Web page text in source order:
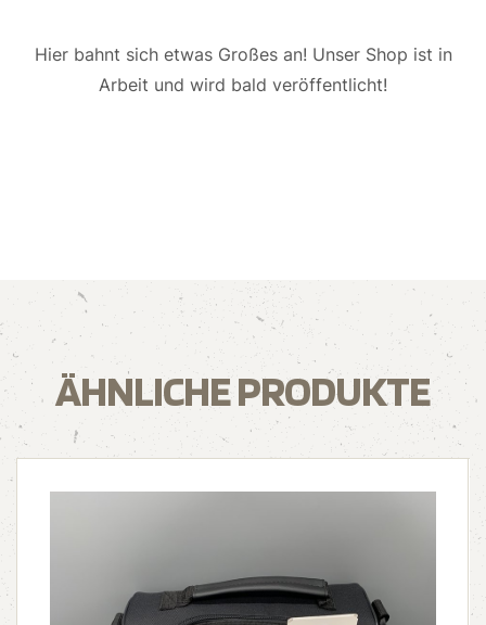
Hier bahnt sich etwas Großes an! Unser Shop ist in
Arbeit und wird bald veröffentlicht!
ÄHNLICHE PRODUKTE